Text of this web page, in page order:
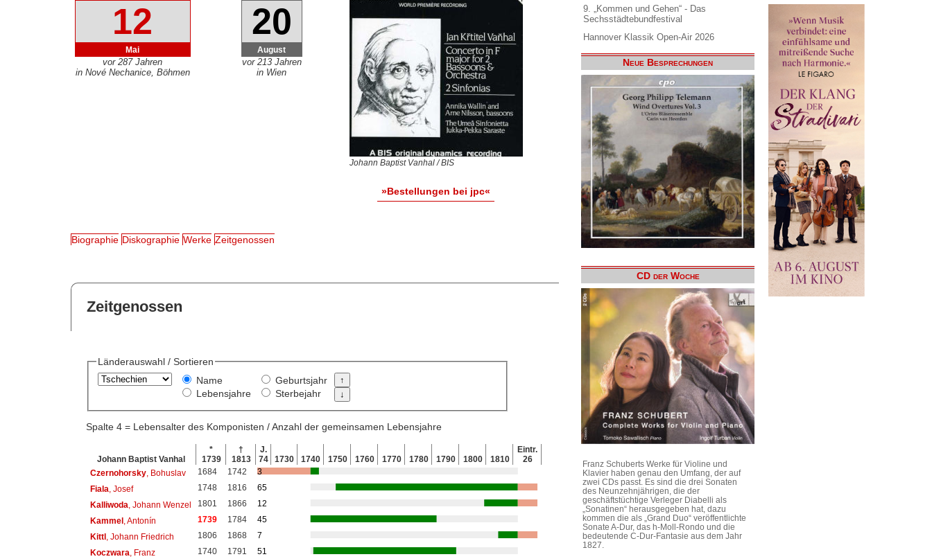
12
Mai
vor 287 Jahren
in Nové Nechanice, Böhmen
20
August
vor 213 Jahren
in Wien
Johann Baptist Vanhal / BIS
»Bestellungen bei jpc«
Biographie Diskographie Werke Zeitgenossen
Zeitgenossen
Länderauswahl / Sortieren
Name
Lebensjahre
Geburtsjahr
Sterbejahr
Spalte 4 = Lebensalter des Komponisten / Anzahl der gemeinsamen Lebensjahre
Johann Baptist Vanhal
*
1739
†
1813
J.
74
1730 1740 1750 1760 1770 1780 1790 1800 1810
Eintr.
26
Czernohorsky, Bohuslav 1684 1742
3
Fiala, Josef 1748 1816
65
Kalliwoda, Johann Wenzel 1801 1866
12
Kammel , Antonín 1739 1784
45
Kittl , Johann Friedrich 1806 1868
7
Koczwara, Franz 1740 1791
51
9. „Kommen und Gehen“ - Das
Sechsstädtebundfestival
Hannover Klassik Open-Air 2026
Neue Besprechungen
CD der Woche
Franz Schuberts Werke für Violine und
Klavier haben genau den Umfang, der auf
zwei CDs passt. Es sind die drei Sonaten
des Neunzehnjährigen, die der
geschäftstüchtige Verleger Diabelli als
„Sonatinen“ herausgegeben hat, dazu
kommen die als „Grand Duo“ veröffentlichte
Sonate A-Dur, das h-Moll-Rondo und die
bedeutende C-Dur-Fantasie aus dem Jahr
1827.